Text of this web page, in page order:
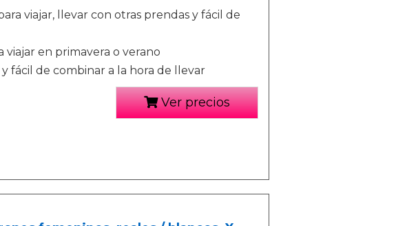
viajar, llevar con otras prendas y fácil de
viajar en primavera o verano
fácil de combinar a la hora de llevar
Ver precios